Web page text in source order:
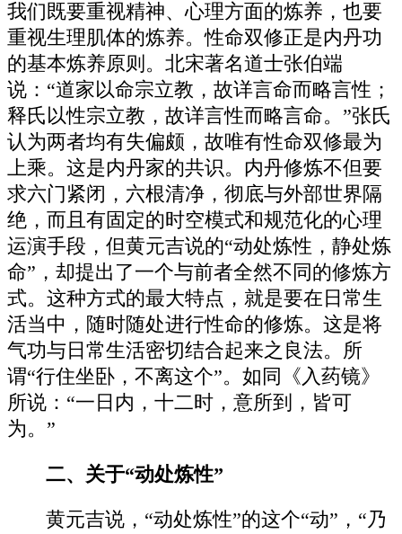
我们既要重视精神、心理方面的炼养，也要
重视生理肌体的炼养。性命双修正是内丹功
的基本炼养原则。北宋著名道士张伯端
说：“道家以命宗立教，故详言命而略言性；
释氏以性宗立教，故详言性而略言命。”张氏
认为两者均有失偏颇，故唯有性命双修最为
上乘。这是内丹家的共识。内丹修炼不但要
求六门紧闭，六根清净，彻底与外部世界隔
绝，而且有固定的时空模式和规范化的心理
运演手段，但黄元吉说的“动处炼性，静处炼
命”，却提出了一个与前者全然不同的修炼方
式。这种方式的最大特点，就是要在日常生
活当中，随时随处进行性命的修炼。这是将
气功与日常生活密切结合起来之良法。所
谓“行住坐卧，不离这个”。如同《入药镜》
所说：“一日内，十二时，意所到，皆可
为。”
二、关于“动处炼性”
黄元吉说，“动处炼性”的这个“动”，“乃